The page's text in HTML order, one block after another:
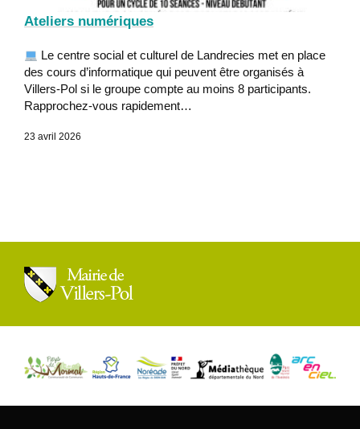
Ateliers numériques
Le centre social et culturel de Landrecies met en place
des cours d’informatique qui peuvent être organisés à
Villers-Pol si le groupe compte au moins 8 participants.
Rapprochez-vous rapidement…
23 avril 2026